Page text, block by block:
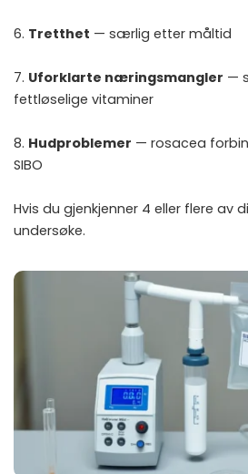
6. Tretthet — særlig etter måltid
7. Uforklarte næringsmangler —
fettløselige vitaminer
8. Hudproblemer — rosacea
SIBO
Hvis du gjenkjenner 4 eller flere av
undersøke.